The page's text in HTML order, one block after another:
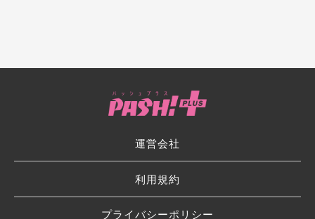
運営会社
利用規約
プライバシーポリシー